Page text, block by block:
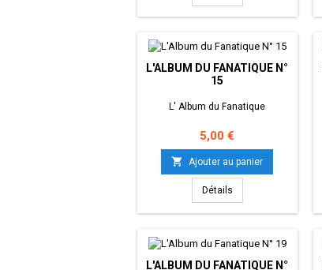
L'ALBUM DU FANATIQUE N°
15
L' Album du Fanatique
Prix
5,00 €
 Ajouter au panier
Détails
L'ALBUM DU FANATIQUE N°